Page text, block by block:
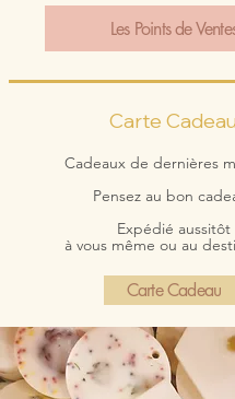
Les Points de
Carte Cadeau
Cadeaux de dernières
Pensez au bon
Expédié aussitôt
à vous même ou au
Carte Cadeau